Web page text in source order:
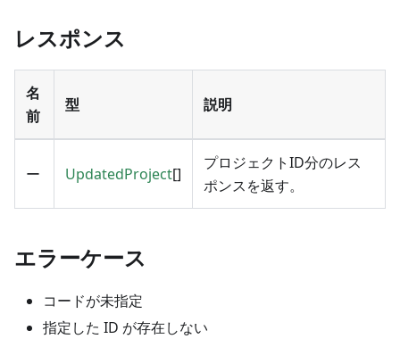
レスポンス
名
前
型 説明
ー UpdatedProject[]
プロジェクトID分のレス
ポンスを返す。
エラーケース
コードが未指定
指定した ID が存在しない